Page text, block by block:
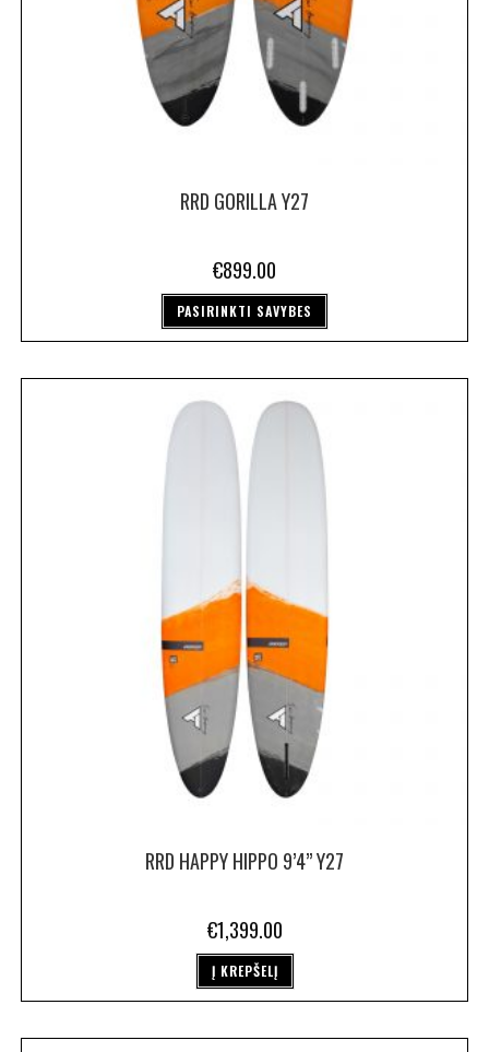
RRD GORILLA Y27
€899.00
PASIRINKTI SAVYBES
RRD HAPPY HIPPO 9’4” Y27
€1,399.00
Į KREPŠELĮ